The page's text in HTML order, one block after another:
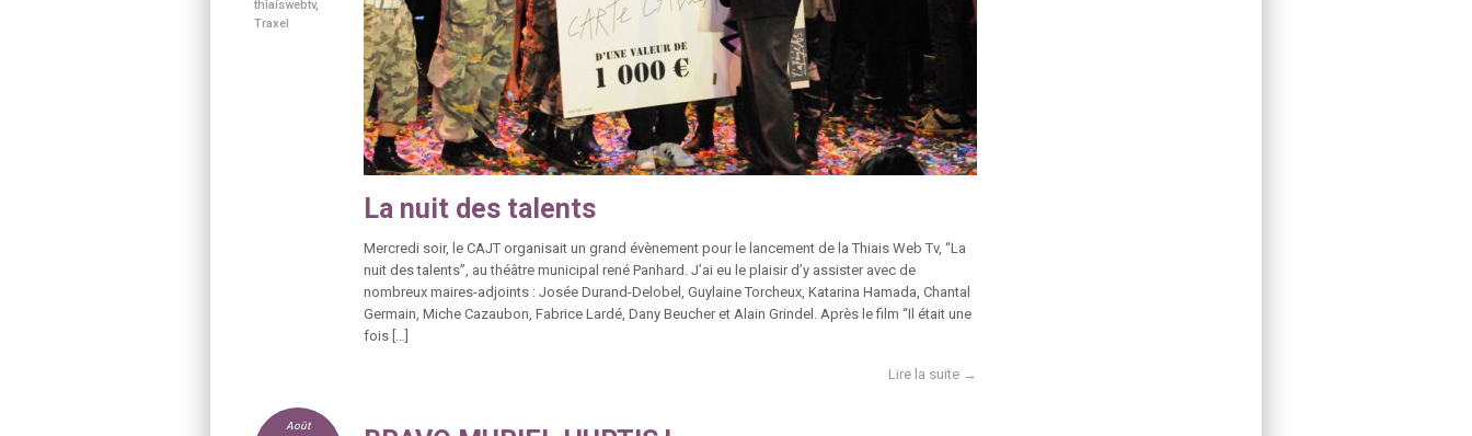
thiaiswebtv,
Traxel
La nuit des talents
Mercredi soir, le CAJT organisait un grand évènement pour le lancement de la Thiais Web Tv, “La
nuit des talents”, au théâtre municipal rené Panhard. J’ai eu le plaisir d’y assister avec de
nombreux maires-adjoints : Josée Durand-Delobel, Guylaine Torcheux, Katarina Hamada, Chantal
Germain, Miche Cazaubon, Fabrice Lardé, Dany Beucher et Alain Grindel. Après le film “Il était une
fois […]
Lire la suite →
Août